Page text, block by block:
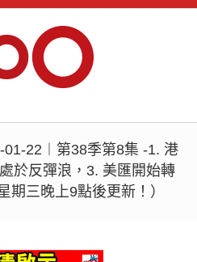
01-22︱第38季第8集 -1. 港
於反彈浪，3. 美匯開始轉
期三晚上9點後更新！）